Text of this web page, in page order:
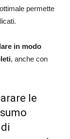
permette
in modo
, anche con
le